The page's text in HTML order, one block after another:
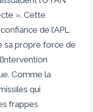
». Cette
de l’APL
sa propre force de
Comme la
qui
frappes